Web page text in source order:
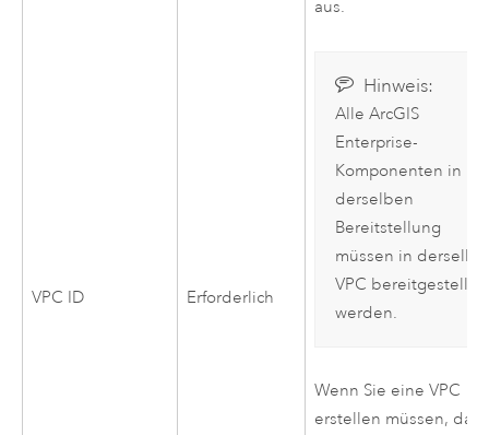
VPC ID Erforderlich
aus.
Hinweis:
Alle ArcGIS
Enterprise-
Komponenten in
derselben
Bereitstellung
müssen in
VPC bereitgestellt
werden.
Wenn Sie eineVPC
erstellen müssen,